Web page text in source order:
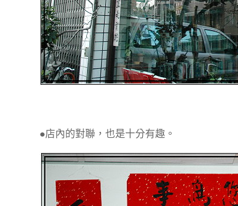
●店內的對聯，也是十分有趣。